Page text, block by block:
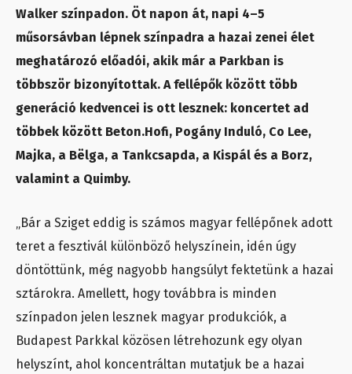
Walker színpadon. Öt napon át, napi 4–5
műsorsávban lépnek színpadra a hazai zenei élet
meghatározó előadói, akik már a Parkban is
többször bizonyítottak. A fellépők között több
generáció kedvencei is ott lesznek: koncertet ad
többek között Beton.Hofi, Pogány Induló, Co Lee,
Majka, a Bëlga, a Tankcsapda, a Kispál és a Borz,
valamint a Quimby.
„Bár a Sziget eddig is számos magyar fellépőnek adott
teret a fesztivál különböző helyszínein, idén úgy
döntöttünk, még nagyobb hangsúlyt fektetünk a hazai
sztárokra. Amellett, hogy továbbra is minden
színpadon jelen lesznek magyar produkciók, a
Budapest Parkkal közösen létrehozunk egy olyan
helyszínt, ahol koncentráltan mutatjuk be a hazai